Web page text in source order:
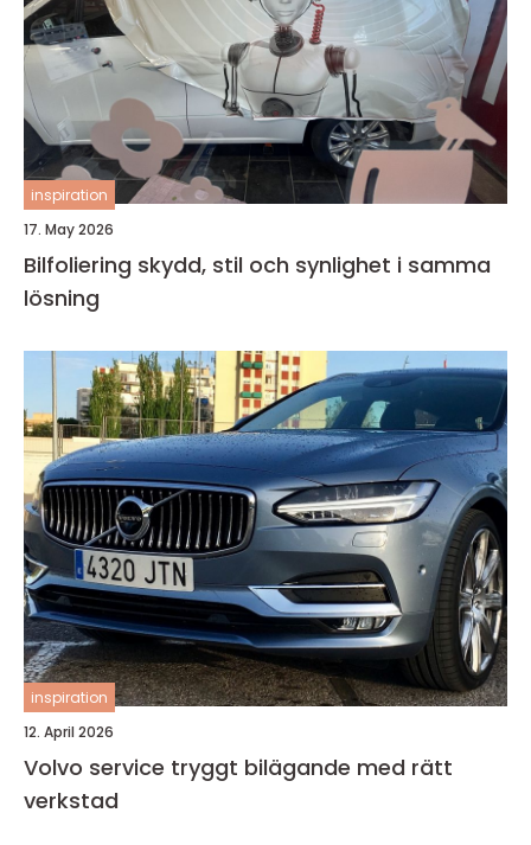
inspiration
17. May 2026
Bilfoliering skydd, stil och synlighet i samma
lösning
inspiration
12. April 2026
Volvo service tryggt bilägande med rätt
verkstad